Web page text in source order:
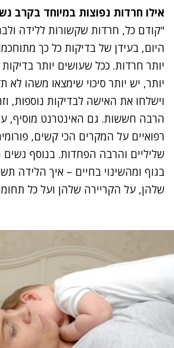
אילו חרדות נפוצות במיוחד בקרב
"קודם כל, חרדות שקשורות ללידה
היום, בעידן של בדיקות כל כך
יותר חרדות. ככל שעושים יותר בדיקות
יותר, יש יותר סיכוי שימצאו משהו לא
וישלחו את האישה לבדיקות נוספות,
הרבה חששות. גם האינטרנט מוסיף,
רפואיים על המקרים הכי קשים,
שליליים והרבה הפחדות. בנוסף נשים
בגוף ומהשינוי בחיים – איך הלידה
שלהן, על הקריירה שלהן ועל כל